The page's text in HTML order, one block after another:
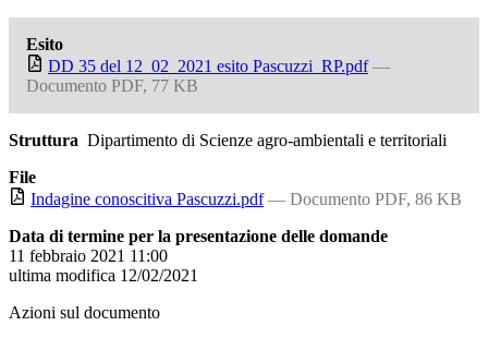
Esito
DD 35 del 12_02_2021 esito Pascuzzi_RP.pdf —
Documento PDF, 77 KB
Struttura Dipartimento di Scienze agro-ambientali e territoriali
File
Indagine conoscitiva Pascuzzi.pdf — Documento PDF, 86 KB
Data di termine per la presentazione delle domande
11 febbraio 2021 11:00
ultima modifica 12/02/2021
Azioni sul documento